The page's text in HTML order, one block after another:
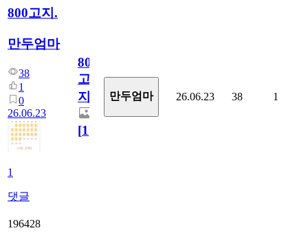
800고지.
만두엄마
38
1
0
26.06.23
1
댓글
800
고
지.
[1]
만두엄마 26.06.23 38 1
196428